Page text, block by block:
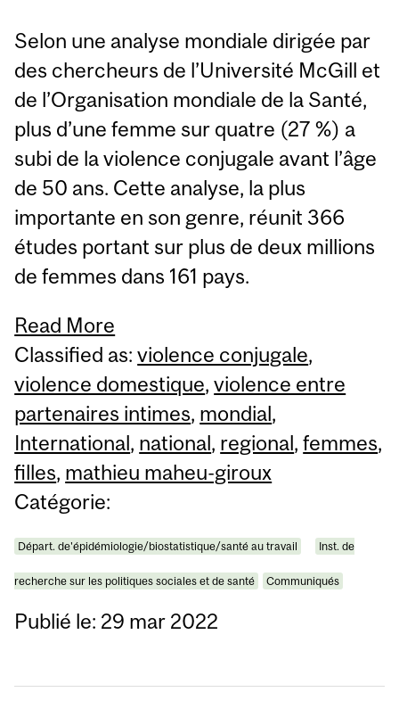
Selon une analyse mondiale dirigée par
des chercheurs de l’Université McGill et
de l’Organisation mondiale de la Santé,
plus d’une femme sur quatre (27 %) a
subi de la violence conjugale avant l’âge
de 50 ans. Cette analyse, la plus
importante en son genre, réunit 366
études portant sur plus de deux millions
de femmes dans 161 pays.
Read More
Classified as:violence conjugale,
violence domestique,violence entre
partenaires intimes, mondial,
International, national, regional,femmes,
filles, mathieu maheu-giroux
Catégorie:
Départ. de'épidémiologie/biostatistique/santé au travail Inst. de
recherche sur les politiques sociales et de santé Communiqués
Publié le: 29 mar 2022